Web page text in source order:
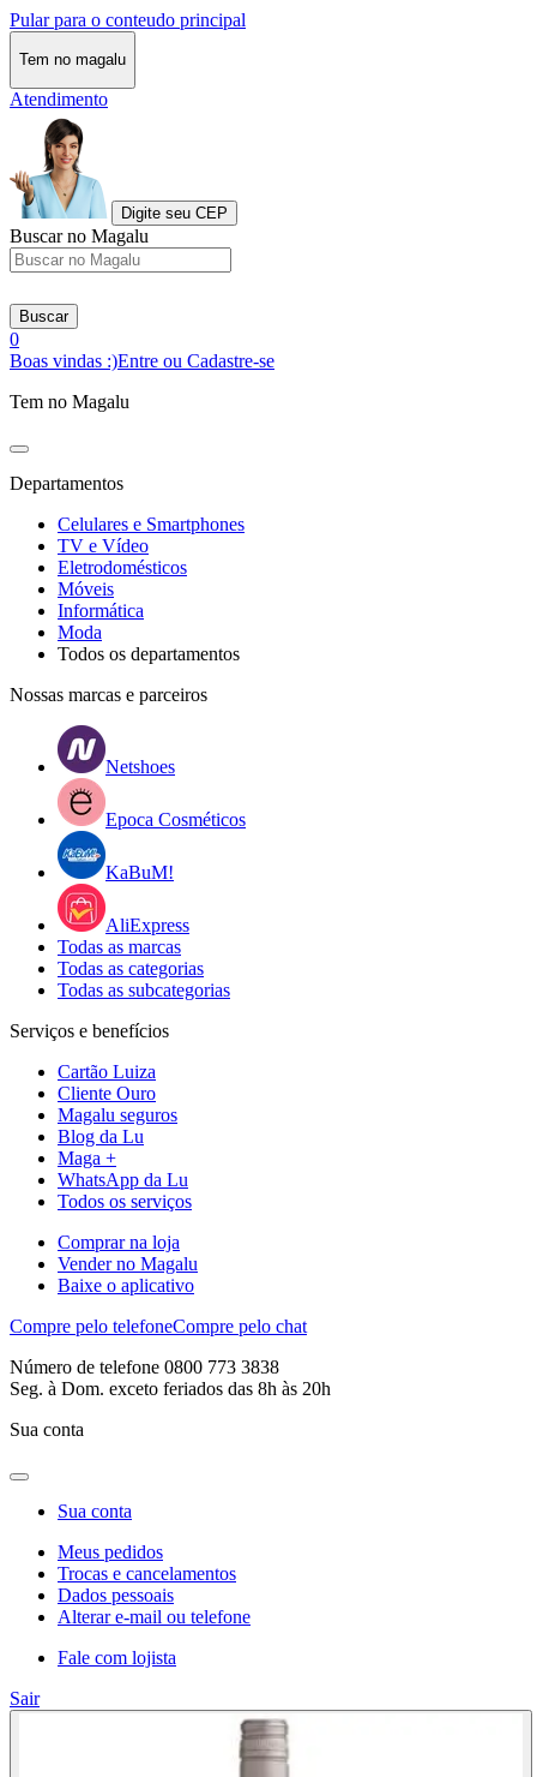
Pular para o conteudo principal
Tem no magalu
Atendimento
Digite seu CEP
Buscar no Magalu
Buscar
0
Boas vindas :)Entre ou Cadastre-se
Tem no Magalu
Departamentos
Celulares e Smartphones
TV e Vídeo
Eletrodomésticos
Móveis
Informática
Moda
Todos os departamentos
Nossas marcas e parceiros
Netshoes
Epoca Cosméticos
KaBuM!
AliExpress
Todas as marcas
Todas as categorias
Todas as subcategorias
Serviços e benefícios
Cartão Luiza
Cliente Ouro
Magalu seguros
Blog da Lu
Maga +
WhatsApp da Lu
Todos os serviços
Comprar na loja
Vender no Magalu
Baixe o aplicativo
Compre pelo telefoneCompre pelo chat
Número de telefone 0800 773 3838
Seg. à Dom. exceto feriados das 8h às 20h
Sua conta
Sua conta
Meus pedidos
Trocas e cancelamentos
Dados pessoais
Alterar e-mail ou telefone
Fale com lojista
Sair